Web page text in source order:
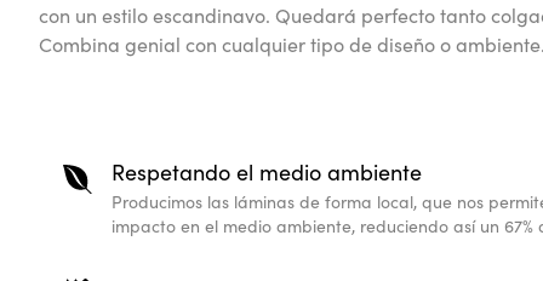
con un estilo escandinavo. Quedará perfecto tanto
Combina genial con cualquier tipo de diseño o
Respetando el medio ambiente
Producimos las láminas de forma local, que nos
impacto en el medio ambiente, reduciendo así un 67%